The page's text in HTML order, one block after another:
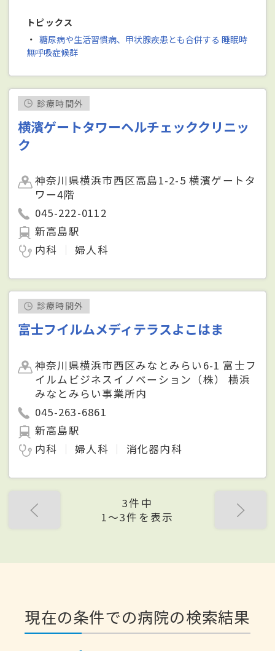
トピックス
・ 糖尿病や生活習慣病、甲状腺疾患とも合併する 睡眠時
無呼吸症候群
診療時間外
横濱ゲートタワーヘルチェッククリニッ
ク
神奈川県横浜市西区高島1-2-5 横濱ゲートタ
ワー4階
045-222-0112
新高島駅
内科
婦人科
診療時間外
富士フイルムメディテラスよこはま
神奈川県横浜市西区みなとみらい6-1 富士フ
イルムビジネスイノベーション（株） 横浜
みなとみらい事業所内
045-263-6861
新高島駅
内科
婦人科 消化器内科
3件中
1〜3件を表示
現在の条件での病院の検索結果